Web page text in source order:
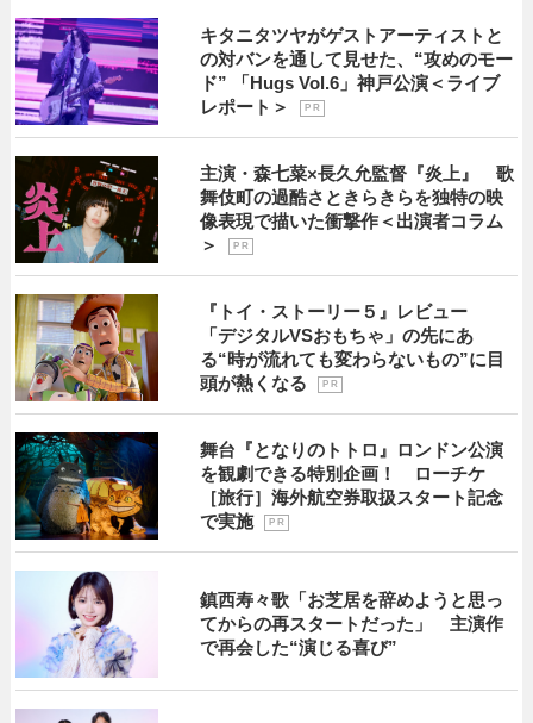
キタニタツヤがゲストアーティストと
の対バンを通して見せた、“攻めのモー
ド” 「Hugs Vol.6」神戸公演＜ライブ
レポート＞
P R
主演・森七菜×長久允監督『炎上』 歌
舞伎町の過酷さときらきらを独特の映
像表現で描いた衝撃作＜出演者コラム
＞
P R
『トイ・ストーリー５』レビュー
「デジタルVSおもちゃ」の先にあ
る“時が流れても変わらないもの”に目
頭が熱くなる
P R
舞台『となりのトトロ』ロンドン公演
を観劇できる特別企画！ ローチケ
［旅行］海外航空券取扱スタート記念
で実施
P R
鎮西寿々歌「お芝居を辞めようと思っ
てからの再スタートだった」 主演作
で再会した“演じる喜び”